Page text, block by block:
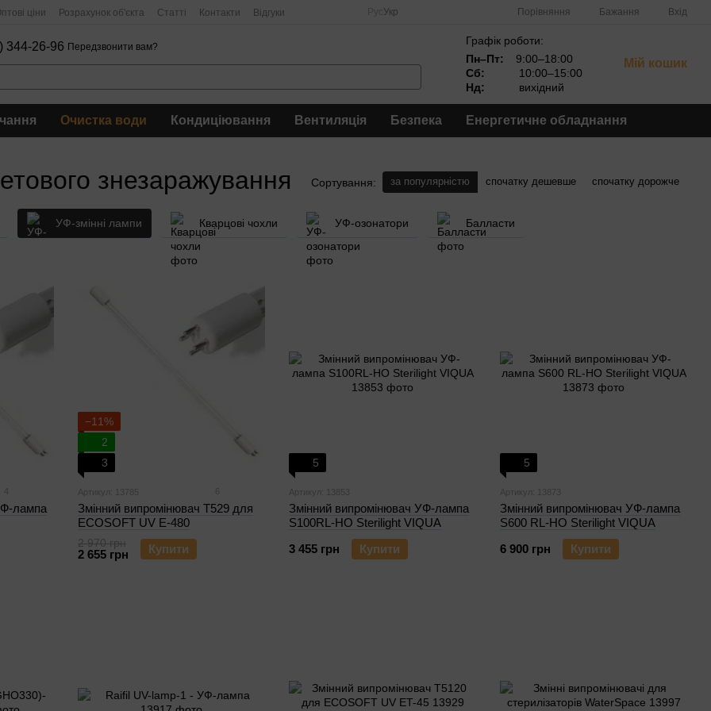
ціни Розрахунок об'єкта Статті Контакти Відгуки Укр Порівняння Бажання Вхід
344-26-96 Передзвонити вам?
Графік роботи:
Пн–Пт:
9:00–18:00
Сб:
10:00–15:00
Нд:
вихідний
Мій кошик
Очистка води Кондиціювання Вентиляція Безпека Енергетичне обладнання
знезаражування Сортування: за популярністю спочатку дешевше спочатку дорожче
УФ-змінні лампи Кварцові чохли УФ-озонатори Балласти
4
лампа
−11%
2
3
Артикул: 13785
Змінний випромінювач T529 для
ECOSOFT UV E-480
2 970 грн
2 655 грн Купити
5
Артикул: 13853
Змінний випромінювач УФ-лампа
S100RL-HO Sterilight VIQUA
3 455 грн
Купити
5
Артикул: 13873
Змінний випромінювач УФ-лампа
S600 RL-HO Sterilight VIQUA
6 900 грн
Купити